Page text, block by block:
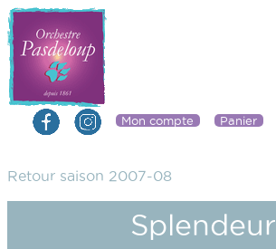
Mon compte Panier
Retour saison 2007-08
Splendeur